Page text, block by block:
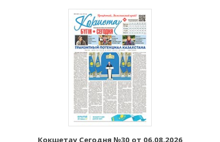
Кокшетау Сегодня №30 от 06.08.2026